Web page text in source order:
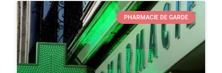
PHARMACIE DE GARDE